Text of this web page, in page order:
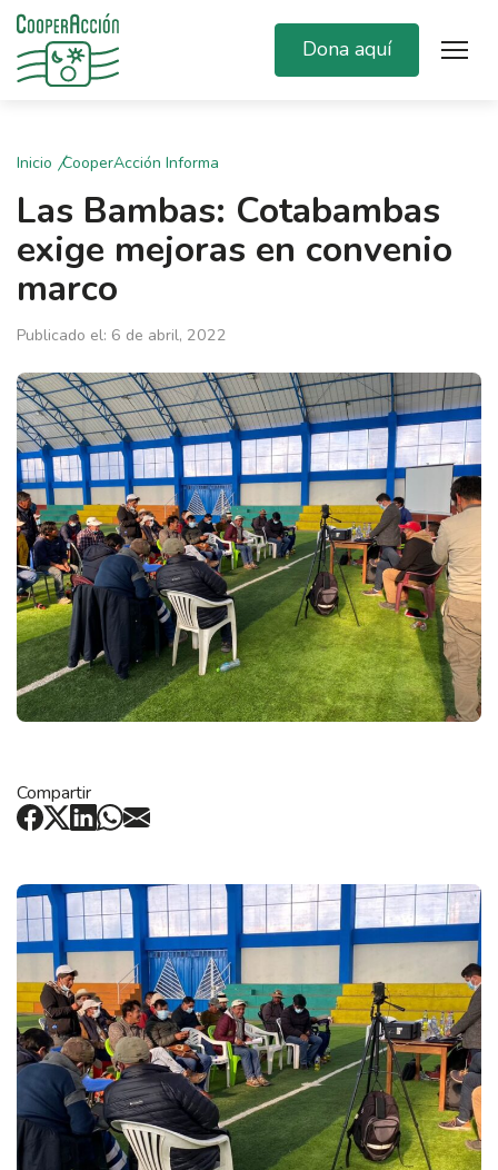
Dona aquí
Inicio CooperAcción Informa
Las Bambas: Cotabambas
exige mejoras en convenio
marco
Publicado el: 6 de abril, 2022
Compartir